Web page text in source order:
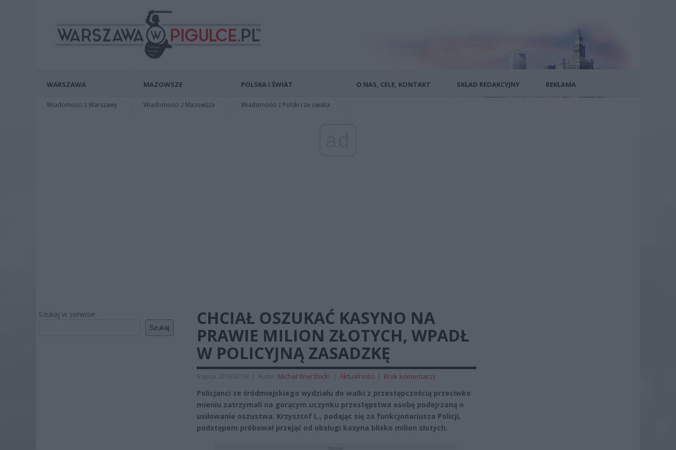
WARSZAWA
Wiadomości z Warszawy
MAZOWSZE
Wiadomości z Mazowsza
POLSKA I ŚWIAT
Wiadomości z Polski i ze świata
O NAS, CELE, KONTAKT SKŁAD REDAKCYJNY REKLAMA
Szukaj w serwisie
Szukaj
CHCIAŁ OSZUKAĆ KASYNO NA
PRAWIE MILION ZŁOTYCH, WPADŁ
W POLICYJNĄ ZASADZKĘ
6 lipca 2016 02:09 | Autor: Michał Wierzbicki | Aktualności | Brak komentarzy
Policjanci ze śródmiejskiego wydziału do walki z przestępczością przeciwko
mieniu zatrzymali na gorącym uczynku przestępstwa osobę podejrzaną o
usiłowanie oszustwa. Krzysztof L., podając się za funkcjonariusza Policji,
podstępem próbował przejąć od obsługi kasyna blisko milion złotych.